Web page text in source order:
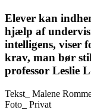
Elever kan
hjælp af
intelligens, viser
krav, man bør
professor Leslie
Tekst_ Malene
Foto_ Privat